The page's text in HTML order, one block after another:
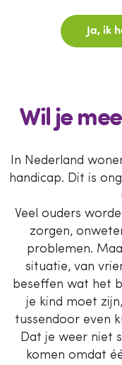
Ja, ik
Wil je
In Nederland
handicap. Dit is
Veel ouders
zorgen,
problemen.
situatie, van
beseffen wat het
je kind moet
tussendoor even
Dat je weer niet
komen omdat